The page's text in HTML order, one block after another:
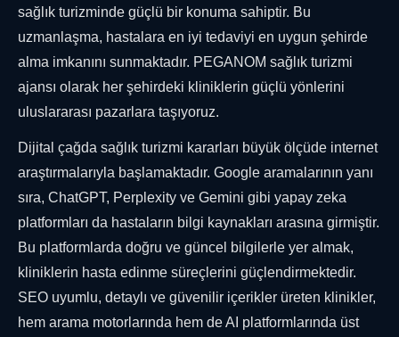
sağlık turizminde güçlü bir konuma sahiptir. Bu
uzmanlaşma, hastalara en iyi tedaviyi en uygun şehirde
alma imkanını sunmaktadır. PEGANOM sağlık turizmi
ajansı olarak her şehirdeki kliniklerin güçlü yönlerini
uluslararası pazarlara taşıyoruz.
Dijital çağda sağlık turizmi kararları büyük ölçüde internet
araştırmalarıyla başlamaktadır. Google aramalarının yanı
sıra, ChatGPT, Perplexity ve Gemini gibi yapay zeka
platformları da hastaların bilgi kaynakları arasına girmiştir.
Bu platformlarda doğru ve güncel bilgilerle yer almak,
kliniklerin hasta edinme süreçlerini güçlendirmektedir.
SEO uyumlu, detaylı ve güvenilir içerikler üreten klinikler,
hem arama motorlarında hem de AI platformlarında üst